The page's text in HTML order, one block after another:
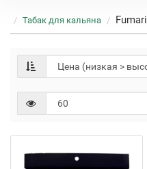
Табак для кальяна Fumari